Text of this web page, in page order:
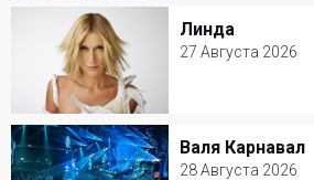
Крокус Сити Холл
Популярная музыка
Линда
27 Августа 2026
Линда
27 Августа 2026
Ресторан Petter
Популярная музыка
Валя Карнавал
28 Августа 2026
Валя Карнавал